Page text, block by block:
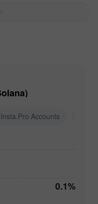
Insta.Pro Accounts
0.1%